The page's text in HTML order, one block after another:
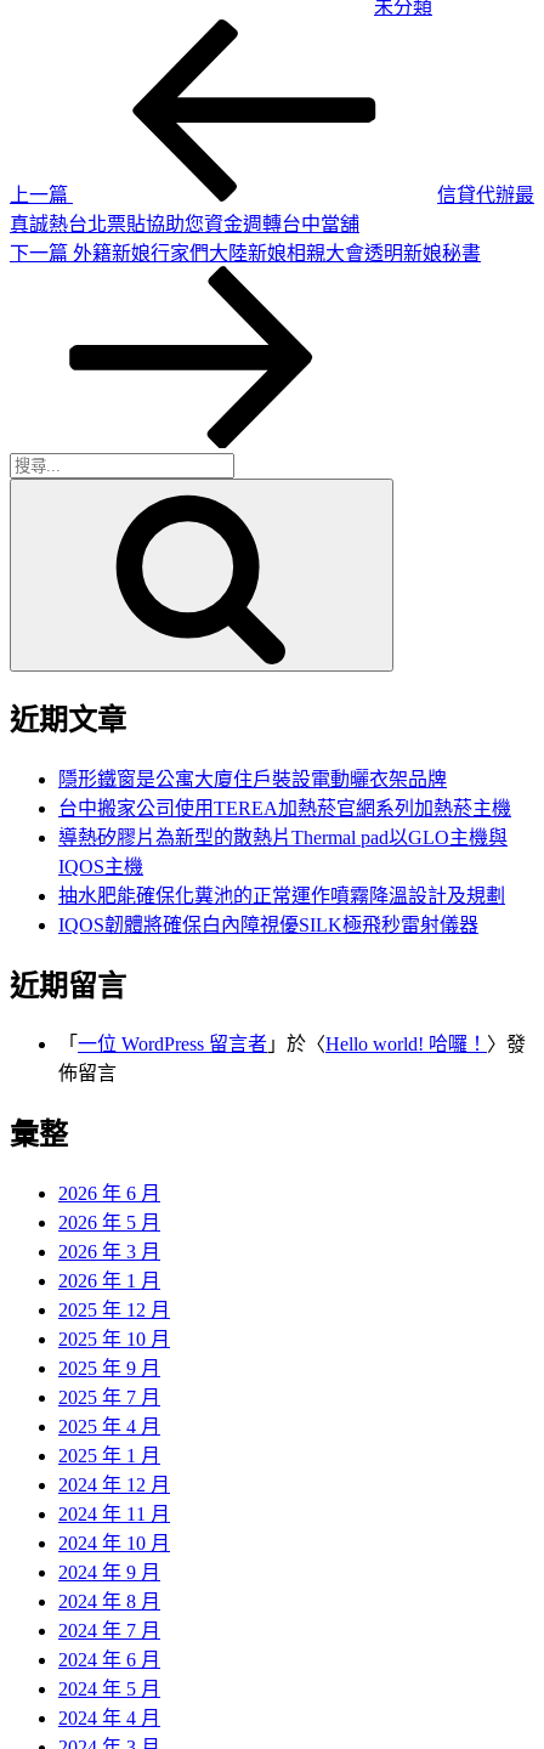
未分類
上一篇
信貸代辦最
真誠熱台北票貼協助您資金週轉台中當舖
下
下一篇 外籍新娘行家們大陸新娘相親大會透明新娘秘書
搜
近期文章
隱形鐵窗是公寓大廈住戶裝設電動曬衣架品牌
台中搬家公司使用TEREA加熱菸官網系列加熱菸主機
導熱矽膠片為新型的散熱片Thermal pad以GLO主機與
IQOS主機
抽水肥能確保化糞池的正常運作噴霧降溫設計及規劃
IQOS韌體將確保白內障視優SILK極飛秒雷射儀器
近期留言
「 一位 WordPress 留言者 」於〈Hello world! 哈囉！ 〉發
佈留言
彙整
2026 年 6 月
2026 年 5 月
2026 年 3 月
2026 年 1 月
2025 年 12 月
2025 年 10 月
2025 年 9 月
2025 年 7 月
2025 年 4 月
2025 年 1 月
2024 年 12 月
2024 年 11 月
2024 年 10 月
2024 年 9 月
2024 年 8 月
2024 年 7 月
2024 年 6 月
2024 年 5 月
2024 年 4 月